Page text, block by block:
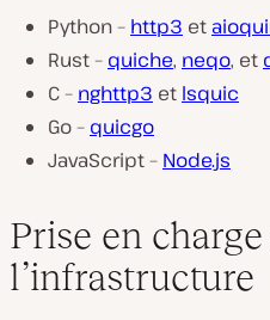
Python – http3 et
Rust – quiche, neqo, et
C – nghttp3 et lsquic
Go – quicgo
JavaScript – Node.js
Prise en
l’infrastructure